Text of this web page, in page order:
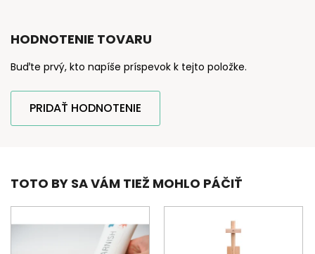
HODNOTENIE TOVARU
Buďte prvý, kto napíše príspevok k tejto položke.
PRIDAŤ HODNOTENIE
TOTO BY SA VÁM TIEŽ MOHLO PÁČIŤ